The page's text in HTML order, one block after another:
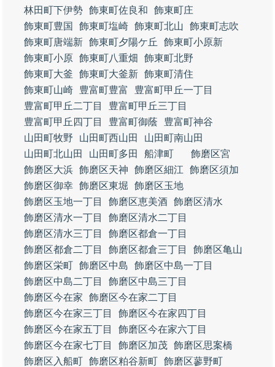
林田町下伊勢 飾東町佐良和
飾東町庄
飾東町豊国
飾東町塩崎 飾東町北山
飾東町志吹
飾東町唐端新 飾東町夕陽ケ丘
飾東町小原新
飾東町小原 飾東町八重畑
飾東町北野
飾東町大釜
飾東町大釜新 飾東町清住
飾東町山崎
豊富町豊富
豊富町甲丘一丁目
豊富町甲丘二丁目
豊富町甲丘三丁目
豊富町甲丘四丁目
豊富町御蔭
豊富町神谷
山田町牧野
山田町西山田
山田町南山田
山田町北山田
山田町多田 船津町
飾磨区宮
飾磨区大浜 飾磨区天神 飾磨区細江
飾磨区須加
飾磨区御幸 飾磨区東堀
飾磨区玉地
飾磨区玉地一丁目
飾磨区恵美酒 飾磨区清水
飾磨区清水一丁目
飾磨区清水二丁目
飾磨区清水三丁目
飾磨区都倉一丁目
飾磨区都倉二丁目
飾磨区都倉三丁目
飾磨区亀山
飾磨区栄町 飾磨区中島
飾磨区中島一丁目
飾磨区中島二丁目
飾磨区中島三丁目
飾磨区今在家
飾磨区今在家二丁目
飾磨区今在家三丁目
飾磨区今在家四丁目
飾磨区今在家五丁目
飾磨区今在家六丁目
飾磨区今在家七丁目
飾磨区加茂 飾磨区思案橋
飾磨区入船町 飾磨区粕谷新町 飾磨区蓼野町